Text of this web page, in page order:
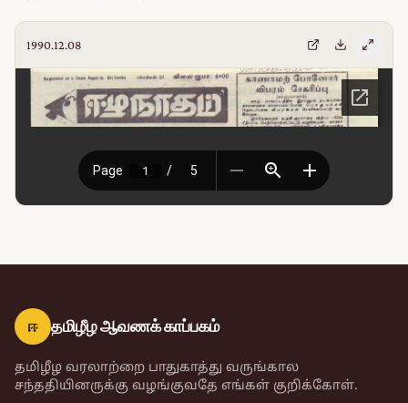
1990.12.08
ஈ தமிழீழ ஆவணக் காப்பகம்
தமிழீழ வரலாற்றை பாதுகாத்து வருங்கால
சந்ததியினருக்கு வழங்குவதே எங்கள் குறிக்கோள்.